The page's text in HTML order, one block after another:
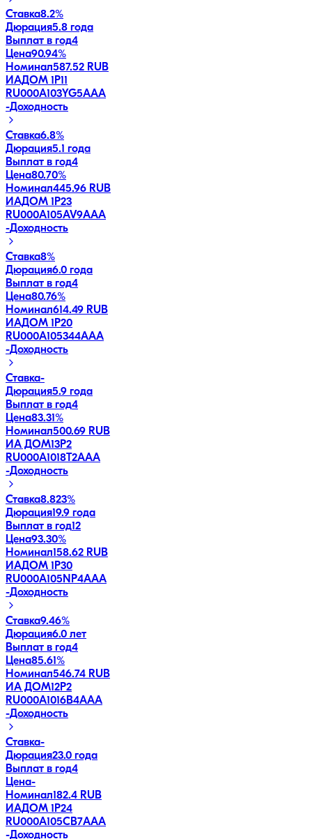
Ставка8.2%
Дюрация5.8 года
Выплат в год4
Цена90.94%
Номинал587.52 RUB
ИАДОМ 1P11
RU000A103YG5AAA
-Доходность
Ставка6.8%
Дюрация5.1 года
Выплат в год4
Цена80.70%
Номинал445.96 RUB
ИАДОМ 1P23
RU000A105AV9AAA
-Доходность
Ставка8%
Дюрация6.0 года
Выплат в год4
Цена80.76%
Номинал614.49 RUB
ИАДОМ 1P20
RU000A105344AAA
-Доходность
Ставка-
Дюрация5.9 года
Выплат в год4
Цена83.31%
Номинал500.69 RUB
ИА ДОМ13P2
RU000A1018T2AAA
-Доходность
Ставка8.823%
Дюрация19.9 года
Выплат в год12
Цена93.30%
Номинал158.62 RUB
ИАДОМ 1P30
RU000A105NP4AAA
-Доходность
Ставка9.46%
Дюрация6.0 лет
Выплат в год4
Цена85.61%
Номинал546.74 RUB
ИА ДОМ12P2
RU000A1016B4AAA
-Доходность
Ставка-
Дюрация23.0 года
Выплат в год4
Цена-
Номинал182.4 RUB
ИАДОМ 1P24
RU000A105CB7AAA
-Доходность